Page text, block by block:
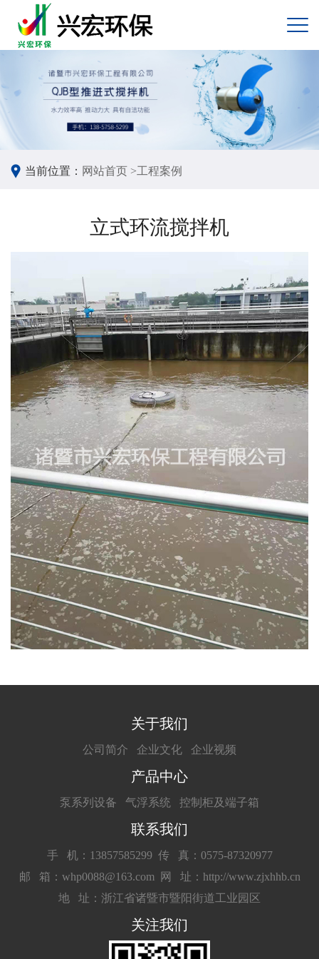
当前位置： 网站首页 >工程案例
立式环流搅拌机
关于我们
公司简介 企业文化 企业视频
产品中心
泵系列设备 气浮系统 控制柜及端子箱
联系我们
手 机：13857585299 传 真：0575-87320977
邮 箱：whp0088@163.com
网 址：http://www.zjxhhb.cn
地 址：浙江省诸暨市暨阳街道工业园区
关注我们